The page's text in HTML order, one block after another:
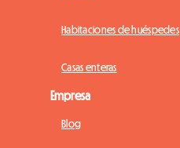
Habitaciones de huéspedes
Casas enteras
Empresa
Blog